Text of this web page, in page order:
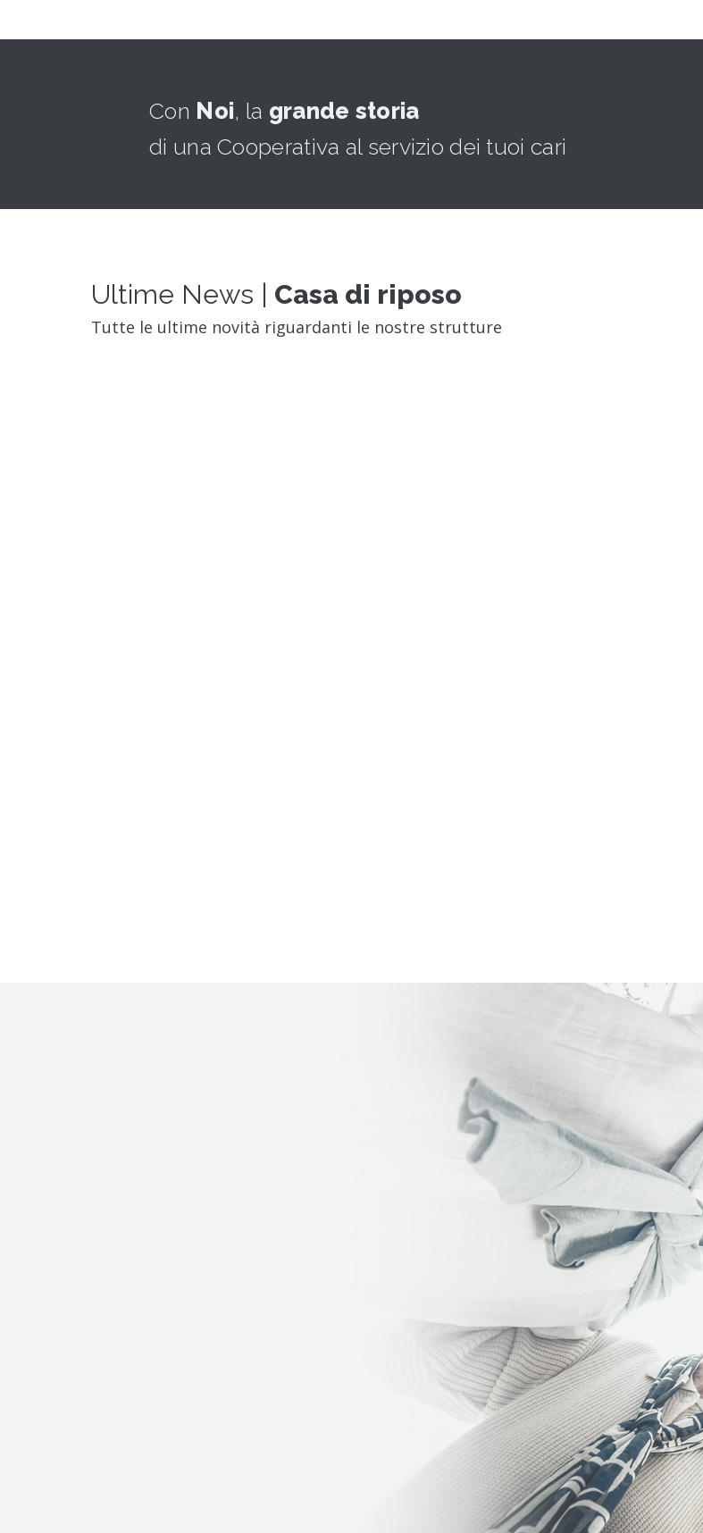
Con Noi, la grande storia
di una Cooperativa al servizio dei tuoi cari
Ultime News | Casa di riposo
Tutte le ultime novità riguardanti le nostre strutture